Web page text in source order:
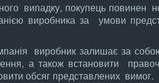
випадку, покупець повинен
виробника за умови
виробник залишає за
а також встановити
обсяг представлених вимог.